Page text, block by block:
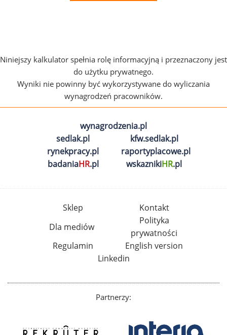
Niniejszy kalkulator spełnia rolę informacyjną i przeznaczony jest
do użytku prywatnego.
Wyniki nie powinny być wykorzystywane do wyliczania
wynagrodzeń pracowników.
wynagrodzenia.pl
sedlak.pl
kfw.sedlak.pl
rynekpracy.pl
raportyplacowe.pl
badaniaHR.pl wskaznikiHR.pl
Sklep
Kontakt
Dla mediów
Polityka
prywatności
Regulamin
English version
Linkedin
Partnerzy: